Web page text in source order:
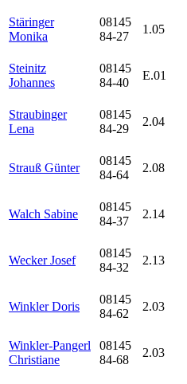
Stäringer
Monika
08145
84-27
1.05
Steinitz
Johannes
08145
84-40
E.01
Straubinger
Lena
08145
84-29
2.04
Strauß Günter
08145
84-64
2.08
Walch Sabine
08145
84-37
2.14
Wecker Josef
08145
84-32
2.13
Winkler Doris
08145
84-62
2.03
Winkler-Pangerl
Christiane
08145
84-68
2.03